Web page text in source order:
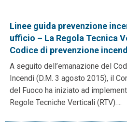
Linee guida prevenzione
ufficio – La Regola Tecnica
Codice di prevenzione
A seguito dell’emanazione del
Incendi (D.M. 3 agosto 2015), il
del Fuoco ha iniziato ad
Regole Tecniche Verticali (RTV)….